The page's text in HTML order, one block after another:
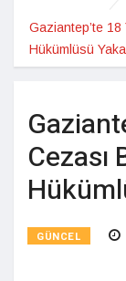
Gaziantep’te
Hükümlüsü
Cezası
GÜNCEL